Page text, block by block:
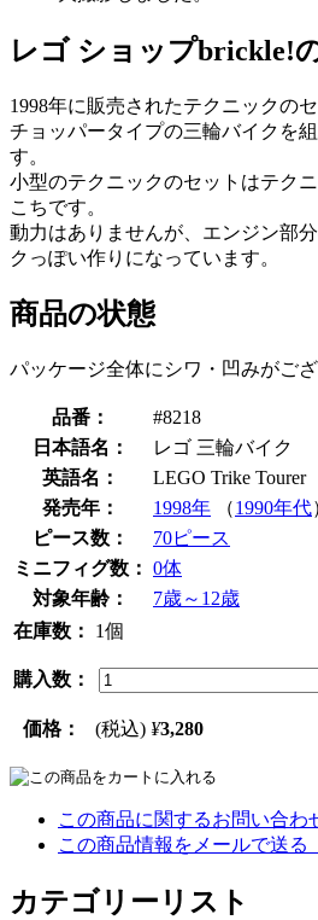
レゴ ショップbrickle!
1998年に販売されたテクニックの
チョッパータイプの三輪バイクを
す。
小型のテクニックのセットはテク
こちです。
動力はありませんが、エンジン部
クっぽい作りになっています。
商品の状態
パッケージ全体にシワ・凹みがござ
品番：
#8218
日本語名：
レゴ 三輪バイク
英語名：
LEGO Trike Tourer
発売年：
1998年 （1990年代
ピース数：
70ピース
ミニフィグ数： 0体
対象年齢：
7歳～12歳
在庫数：
1個
購入数：
価格： (税込) ¥3,280
この商品に関するお問い合わ
この商品情報をメールで送る
カテゴリーリスト